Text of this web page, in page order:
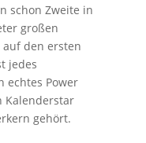
schon Zweite in
großen
auf den ersten
jedes
echtes Power
Kalenderstar
gehört.